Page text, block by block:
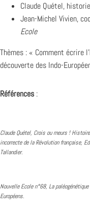
Claude Quétel,
Jean-Michel Vivien,
Ecole
Thèmes : « Comment écrire
découverte des Indo-
Références :
Claude Quétel, Crois ou meurs ! Histoire
incorrecte de la Révolution française,
Tallandier.
Nouvelle Ecole n°68, La
Européens.